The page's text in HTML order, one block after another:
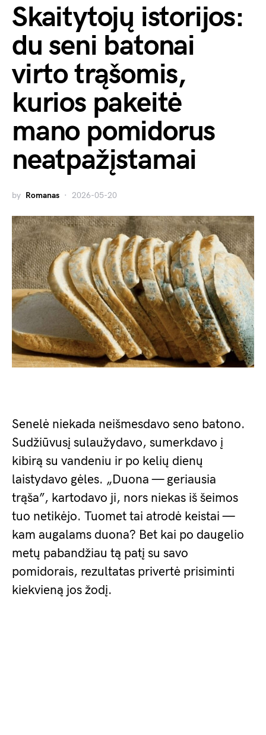
Skaitytojų istorijos:
du seni batonai
virto trąšomis,
kurios pakeitė
mano pomidorus
neatpažįstamai
by Romanas 2026-05-20
Senelė niekada neišmesdavo seno batono.
Sudžiūvusį sulaužydavo, sumerkdavo į
kibirą su vandeniu ir po kelių dienų
laistydavo gėles. „Duona — geriausia
trąša”, kartodavo ji, nors niekas iš šeimos
tuo netikėjo. Tuomet tai atrodė keistai —
kam augalams duona? Bet kai po daugelio
metų pabandžiau tą patį su savo
pomidorais, rezultatas privertė prisiminti
kiekvieną jos žodį.